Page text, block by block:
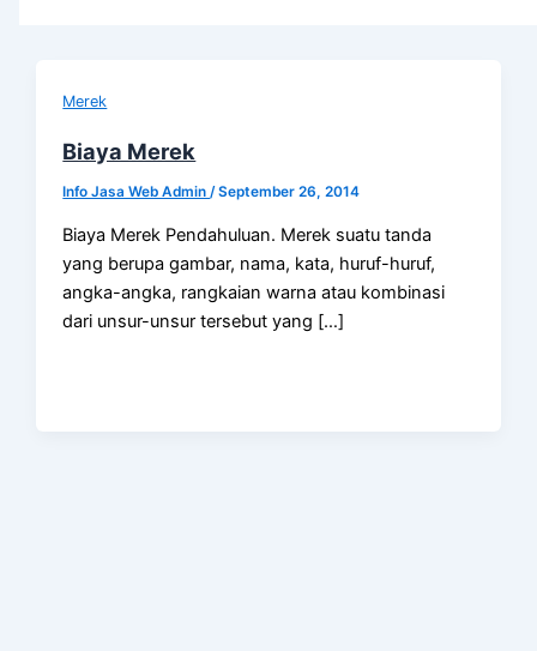
Merek
Biaya Merek
Info Jasa Web Admin/September 26, 2014
Biaya Merek Pendahuluan. Merek suatu tanda
yang berupa gambar, nama, kata, huruf-huruf,
angka-angka, rangkaian warna atau kombinasi
dari unsur-unsur tersebut yang […]